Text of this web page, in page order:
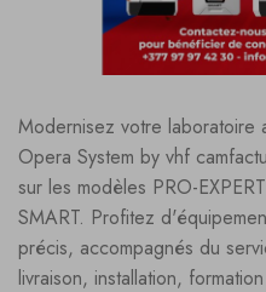
Modernisez votre laboratoire
Opera System by vhf
sur les modèles PRO-
SMART. Profitez
précis, accompagnés du
livraison, installation,